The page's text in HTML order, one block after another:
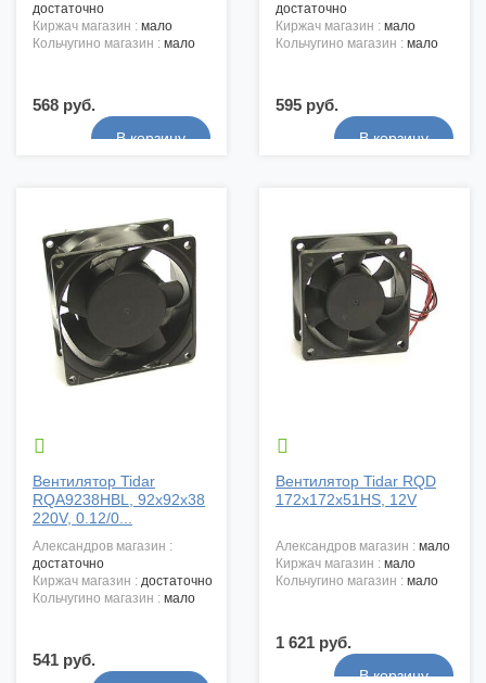
достаточно
киржач магазин : мало
кольчугино магазин : мало
568 руб.
достаточно
киржач магазин : мало
кольчугино магазин : мало
595 руб.

Вентилятор Tidar
RQA9238HBL, 92x92x38
220V, 0.12/0...
александров магазин :
достаточно
киржач магазин : достаточно
кольчугино магазин : мало
541 руб.

Вентилятор Tidar RQD
172x172x51HS, 12V
александров магазин : мало
киржач магазин : мало
кольчугино магазин : мало
1 621 руб.